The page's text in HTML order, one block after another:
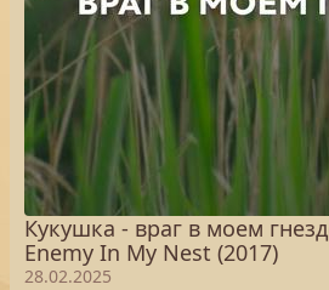
Кукушка - враг в моем
Enemy In My Nest (2017)
28.02.2025